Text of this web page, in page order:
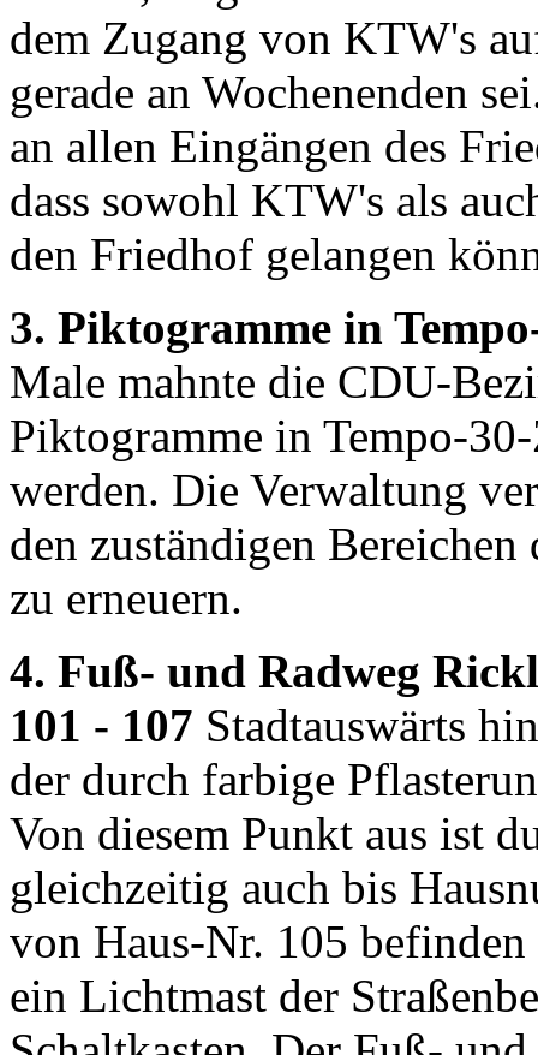
dem Zugang von KTW's
gerade an Wochenenden
an allen Eingängen des
dass sowohl KTW's als
den Friedhof gelangen
3. Piktogramme in
Male mahnte die CDU-
Piktogramme in Tempo-
werden. Die Verwaltung
den zuständigen
zu erneuern.
4. Fuß- und Radweg
101 - 107 Stadtauswärts
der durch farbige
Von diesem Punkt aus ist
gleichzeitig auch bis
von Haus-Nr. 105
ein Lichtmast der